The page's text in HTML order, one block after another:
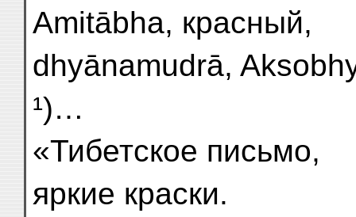
Amitābha, красный,
dhyānamudrā,
¹)…
«Тибетское письмо,
яркие краски.